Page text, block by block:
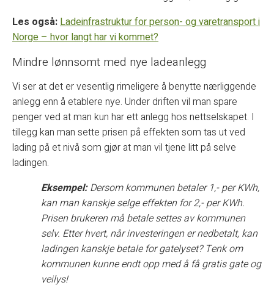
Les også:Ladeinfrastruktur for person- og varetransport i
Norge – hvor langt har vi kommet?
Mindre lønnsomt med nye ladeanlegg
Vi ser at det er vesentlig rimeligere å benytte nærliggende
anlegg enn å etablere nye. Under driften vil man spare
penger ved at man kun har ett anlegg hos nettselskapet. I
tillegg kan man sette prisen på effekten som tas ut ved
lading på et nivå som gjør at man vil tjene litt på selve
ladingen.
Eksempel:Dersom kommunen betaler 1,- per KWh,
kan man kanskje selge effekten for 2,- per KWh.
Prisen brukeren må betale settes av kommunen
selv. Etter hvert, når investeringen er nedbetalt, kan
ladingen kanskje betale for gatelyset? Tenk om
kommunen kunne endt opp med å få gratis gate og
veilys!